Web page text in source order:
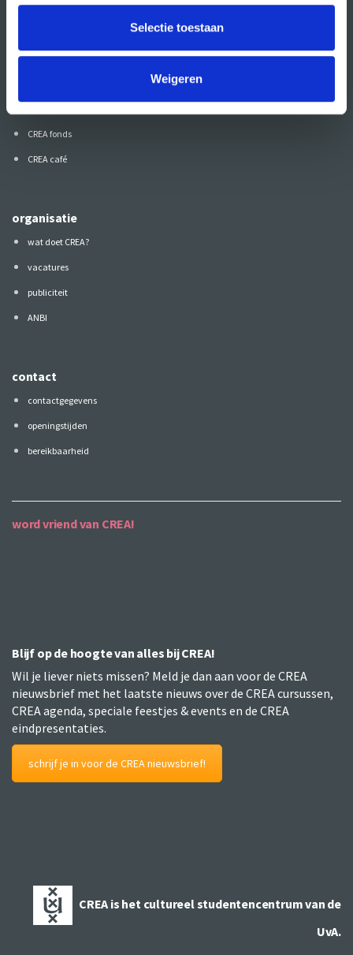
Selectie toestaan
Weigeren
direct naar
cursussen
CREA fonds
CREA café
organisatie
wat doet CREA?
vacatures
publiciteit
ANBI
contact
contactgegevens
openingstijden
bereikbaarheid
word vriend van CREA!
Blijf op de hoogte van alles bij CREA!
Wil je liever niets missen? Meld je dan aan voor de CREA
nieuwsbrief met het laatste nieuws over de CREA cursussen,
CREA agenda, speciale feestjes & events en de CREA
eindpresentaties.
schrijf je in voor de CREA nieuwsbrief!
CREA is het cultureel studentencentrum van de
UvA.